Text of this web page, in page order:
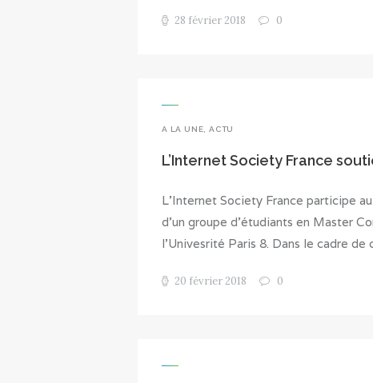
28 février 2018 0
A LA UNE ,ACTU
L’Internet Society France
L’Internet Society France participe
d’un groupe d’étudiants en Master
l’Univesrité Paris 8. Dans le cadre
20 février 2018 0